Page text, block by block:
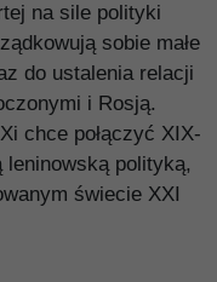
na sile polityki
sobie małe
do ustalenia relacji
i Rosją.
chce połączyć XIX-
polityką,
świecie XXI